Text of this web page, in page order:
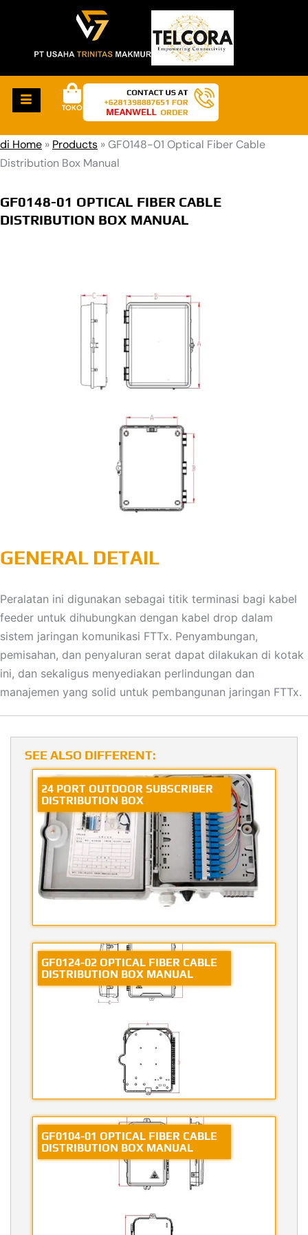
TOKO
di Home » Products »GF0148-01 Optical Fiber Cable
Distribution Box Manual
GF0148-01 OPTICAL FIBER CABLE
DISTRIBUTION BOX MANUAL
GENERAL DETAIL
Peralatan ini digunakan sebagai titik terminasi bagi kabel
feeder untuk dihubungkan dengan kabel drop dalam
sistem jaringan komunikasi FTTx. Penyambungan,
pemisahan, dan penyaluran serat dapat dilakukan di kotak
ini, dan sekaligus menyediakan perlindungan dan
manajemen yang solid untuk pembangunan jaringan FTTx.
SEE ALSO DIFFERENT:
24 PORT OUTDOOR SUBSCRIBER
DISTRIBUTION BOX
GF0124-02 OPTICAL FIBER CABLE
DISTRIBUTION BOX MANUAL
GF0104-01 OPTICAL FIBER CABLE
DISTRIBUTION BOX MANUAL